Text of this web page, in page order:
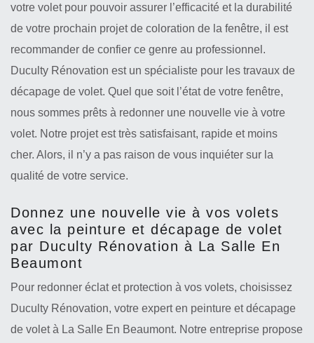
votre volet pour pouvoir assurer l’efficacité et la durabilité
de votre prochain projet de coloration de la fenêtre, il est
recommander de confier ce genre au professionnel.
Duculty Rénovation est un spécialiste pour les travaux de
décapage de volet. Quel que soit l’état de votre fenêtre,
nous sommes prêts à redonner une nouvelle vie à votre
volet. Notre projet est très satisfaisant, rapide et moins
cher. Alors, il n’y a pas raison de vous inquiéter sur la
qualité de votre service.
Donnez une nouvelle vie à vos volets
avec la peinture et décapage de volet
par Duculty Rénovation à La Salle En
Beaumont
Pour redonner éclat et protection à vos volets, choisissez
Duculty Rénovation, votre expert en peinture et décapage
de volet à La Salle En Beaumont. Notre entreprise propose